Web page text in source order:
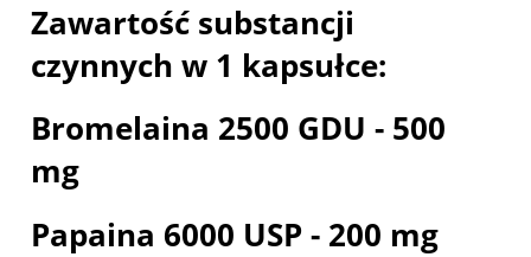
Zawartość substancji
czynnych w 1 kapsułce:
Bromelaina 2500 GDU - 500
mg
Papaina 6000 USP - 200 mg